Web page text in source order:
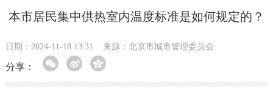
本市居民集中供热室内温度标准是如何规定的？
日期：2024-11-18 13:31 来源：北京市城市管理委员会
分享：